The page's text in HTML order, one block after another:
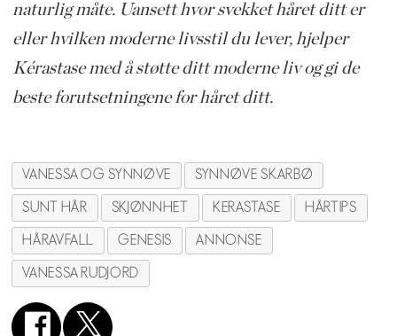
naturlig måte. Uansett hvor svekket håret ditt er
eller hvilken moderne livsstil du lever, hjelper
Kérastase med å støtte ditt moderne liv og gi de
beste forutsetningene for håret ditt.
VANESSA OG SYNNØVE
SYNNØVE SKARBØ
SUNT HÅR
SKJØNNHET KERASTASE
HÅRTIPS
HÅRAVFALL
GENESIS
ANNONSE
VANESSA RUDJORD